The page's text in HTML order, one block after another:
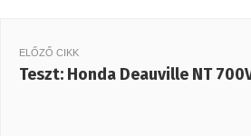
ELŐZŐ CIKK
Teszt: Honda Deauville NT